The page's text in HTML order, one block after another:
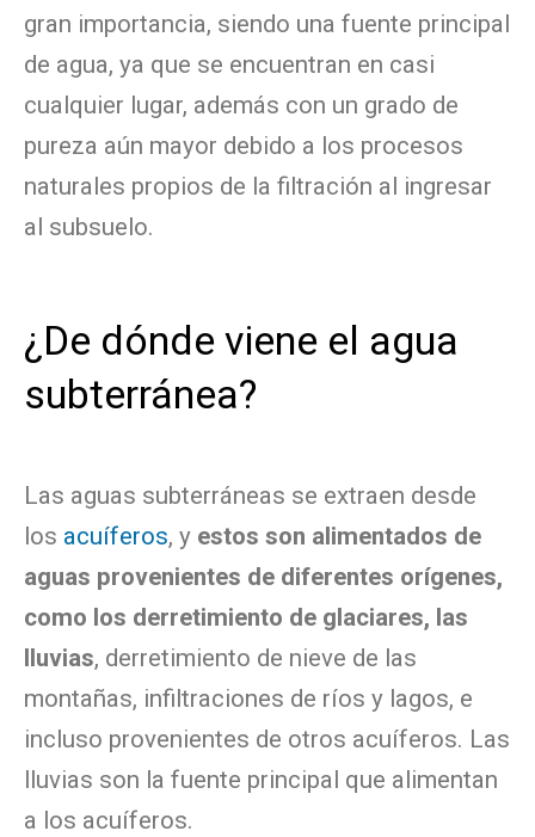
gran importancia, siendo una fuente principal
de agua, ya que se encuentran en casi
cualquier lugar, además con un grado de
pureza aún mayor debido a los procesos
naturales propios de la filtración al ingresar
al subsuelo.
¿De dónde viene el agua
subterránea?
Las aguas subterráneas se extraen desde
los acuíferos, y estos son alimentados de
aguas provenientes de diferentes orígenes,
como los derretimiento de glaciares, las
lluvias, derretimiento de nieve de las
montañas, infiltraciones de ríos y lagos, e
incluso provenientes de otros acuíferos. Las
lluvias son la fuente principal que alimentan
a los acuíferos.